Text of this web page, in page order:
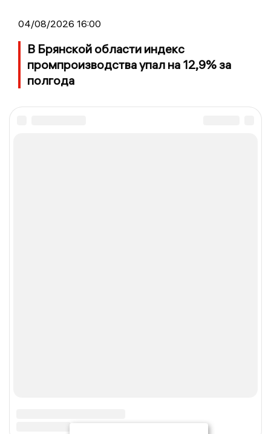
04/08/2026 16:00
В Брянской области индекс
промпроизводства упал на 12,9% за
полгода